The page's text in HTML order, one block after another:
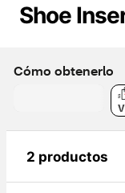
Shoe
Cómo obtenerlo
2 productos